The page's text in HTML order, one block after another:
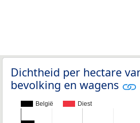
Dichtheid per hectare
bevolking en wagens
België Diest